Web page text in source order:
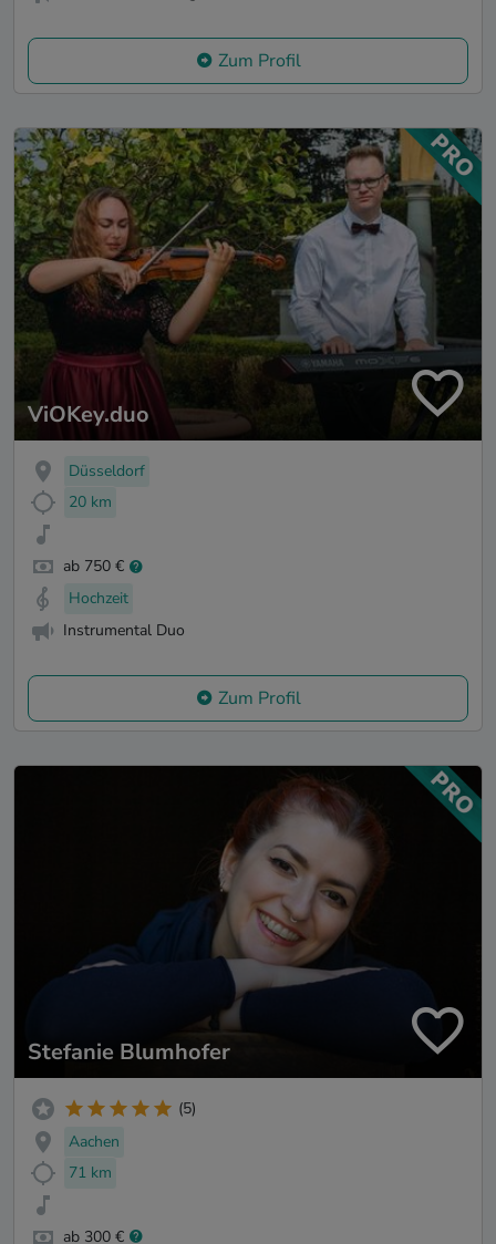
Zum Profil
ViOKey.duo
Düsseldorf
20 km
ab 750 €
Hochzeit
Instrumental Duo
Zum Profil
Stefanie Blumhofer
(5)
Aachen
71 km
ab 300 €